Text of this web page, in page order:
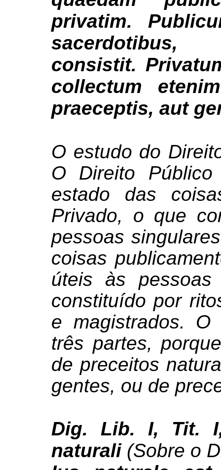
privatim.
consistit.
collectum
praeceptis, aut
O estudo do
O Direito
estado das
Privado, o que
pessoas
coisas
úteis às
constituído por
e magistrados. O
três partes,
de preceitos
gentes, ou de
Dig. Lib. I, Tit.
naturali (Sobre o